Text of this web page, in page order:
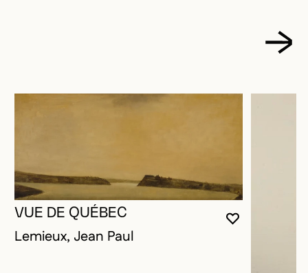
VOUS
FERMER
OUVRIR LA
VUE DE QUÉBEC
Lemieux, Jean Paul